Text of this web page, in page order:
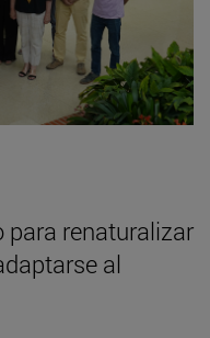
para renaturalizar
al